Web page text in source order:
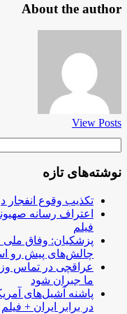
About the author
View Posts
نوشته‌های تازه
تکذیب وقوع انفجار
اعتراف رسانه
فیلم
پزشکیان: وفاق ملی
چالش‌های پیش رو
عراقچی در تماس
ما جبران شود
پاشنه آشیل‌های
در برابر ایران + فیلم